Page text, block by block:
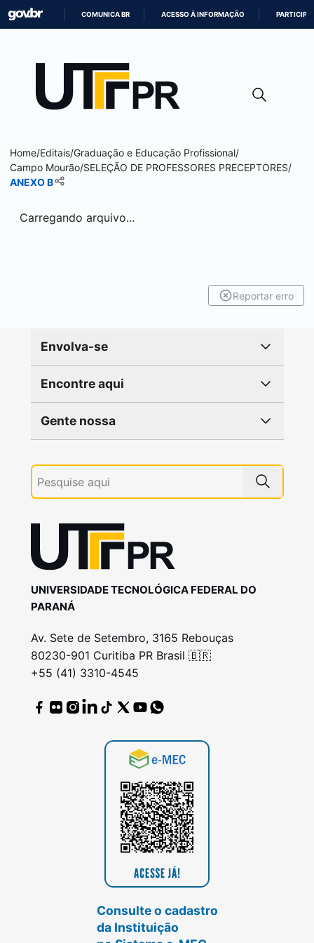
CONTEÚDO
COMUNICA BR ACESSO À INFORMAÇÃO PARTICIPE
Home/Editais/Graduação e Educação Profissional/
Campo Mourão/SELEÇÃO DE PROFESSORES PRECEPTORES/
ANEXO B
Carregando arquivo...
Reportar erro
Envolva-se
Encontre aqui
Gente nossa
UNIVERSIDADE TECNOLÓGICA FEDERAL DO
PARANÁ
Av. Sete de Setembro, 3165 Rebouças
80230-901 Curitiba PR Brasil 🇧🇷
+55 (41) 3310-4545
Consulte o cadastro
da Instituição